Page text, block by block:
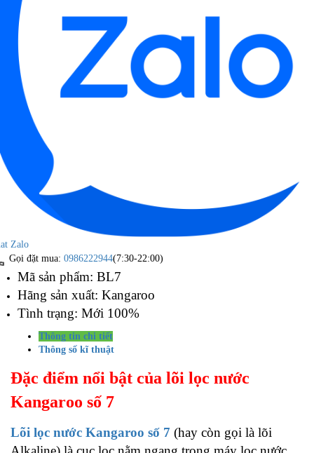
Zalo
Gọi đặt mua: 0986222944(7:30-22:00)
Mã sản phẩm: BL7
Hãng sản xuất: Kangaroo
Tình trạng: Mới 100%
Thông tin chi tiết
Thông số kĩ thuật
Đặc điểm nổi bật của lõi lọc nước
Kangaroo số 7
Lõi lọc nước Kangaroo số 7 (hay còn gọi là lõi